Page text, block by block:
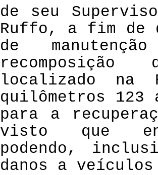
de seu
Ruffo, a fim de
de
localizado na
quilômetros
para a
visto que
podendo,
danos a